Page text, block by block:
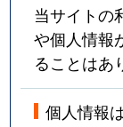
当サイトの
や個人情報
ることはあ
個人情報